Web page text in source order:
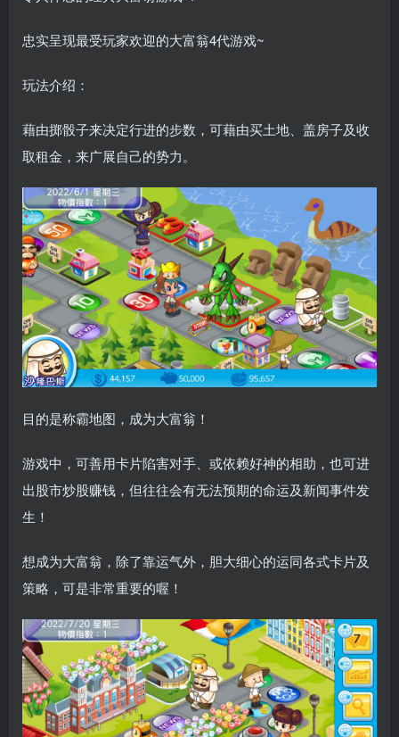
忠实呈现最受玩家欢迎的大富翁4代游戏~
玩法介绍：
藉由掷骰子来决定行进的步数，可藉由买土地、盖房子及收
取租金，来广展自己的势力。
目的是称霸地图，成为大富翁！
游戏中，可善用卡片陷害对手、或依赖好神的相助，也可进
出股市炒股赚钱，但往往会有无法预期的命运及新闻事件发
生！
想成为大富翁，除了靠运气外，胆大细心的运同各式卡片及
策略，可是非常重要的喔！